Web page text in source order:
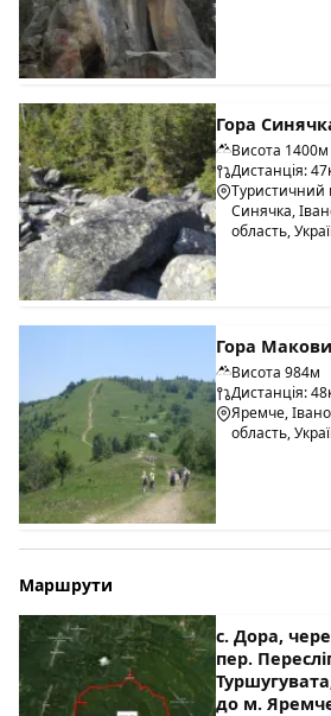
Гора
Висота 1400м
Дистанція:
Туристичний
Синячка,
область,
Гора
Висота 984м
Дистанція:
Яремче,
область,
Маршрути
с. Дора,
пер.
до м.